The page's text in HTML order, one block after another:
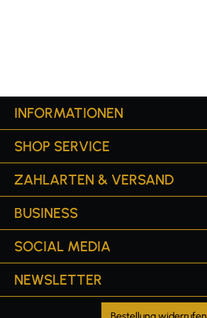
INFORMATIONEN
SHOP SERVICE
ZAHLARTEN & VERSAND
BUSINESS
SOCIAL MEDIA
NEWSLETTER